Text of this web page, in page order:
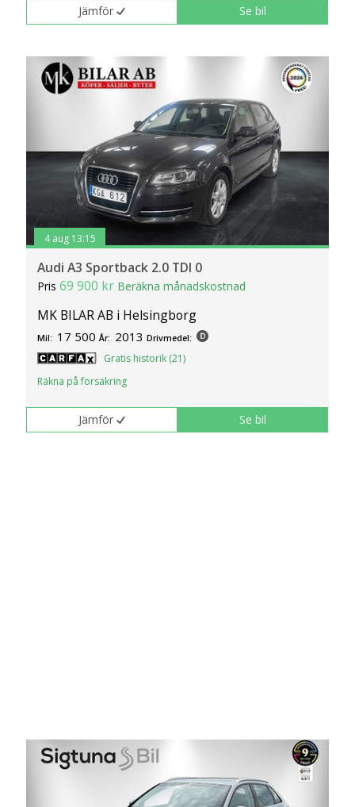
Jämför Se bil
4 aug 13:15
Audi A3 Sportback 2.0 TDI 0
Pris69 900 kr Beräkna månadskostnad
MK BILAR AB i Helsingborg
Mil: 17 500 År: 2013 Drivmedel:
Gratis historik (21)
Räkna på försäkring
Jämför Se bil